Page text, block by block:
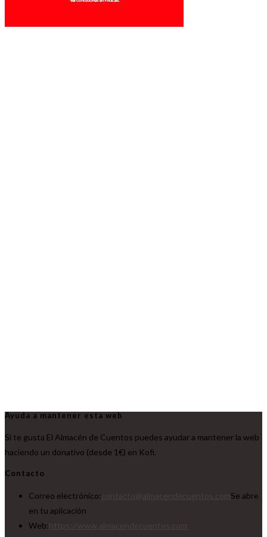
Ayuda a mantener esta web
Si te gusta El Almacén de Cuentos puedes ayudar a mantener la web
haciendo un donativo (desde 1€) en Kofi.
Contacto
Correo electrónico:
Se abre
en tu aplicación
Web: